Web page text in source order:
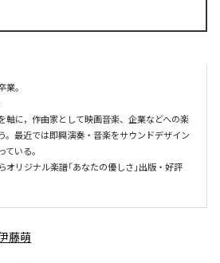
業。
軸に，作曲家として映画音楽、企業などへの楽
。最近では即興演奏・音楽をサウンドデザイン
いる。
リジナル楽譜「あなたの優しさ」出版・好評
藤萌